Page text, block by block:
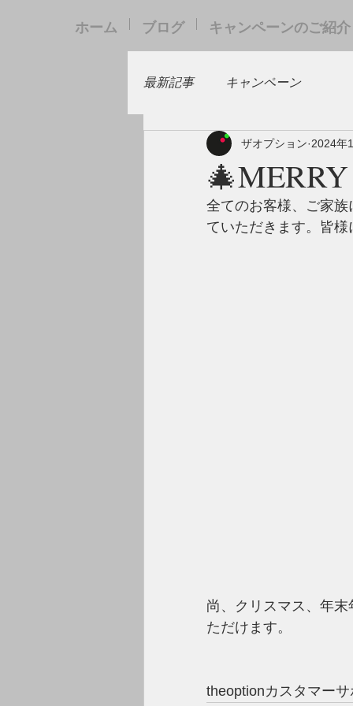
ホーム ブログ キャンペーンのご紹介
最新記事 キャンペーン
ザオプション 2024年
全てのお客様、ご家
ていただきます。皆
尚、クリスマス、年
ただけます。
theoptionカスタマー